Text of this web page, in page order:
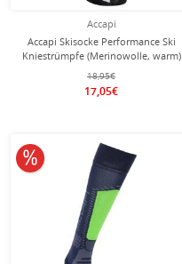
Accapi
Accapi Skisocke Performance Ski
Kniestrümpfe (Merinowolle, warm)
anthrazitgrau - 1 Paar
18,95€
17,05€
10% reduziert